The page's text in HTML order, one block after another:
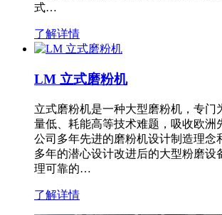
式…
了解详情
LM 立式磨粉机
立式磨粉机是一种大型磨粉机，专门
量低、耗能高等技术难题，吸收欧洲
公司多年先进的磨粉机设计制造理念
多年的潜心设计改进后的大型粉磨设
理可靠的…
了解详情